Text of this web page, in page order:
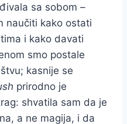
sa sobom –
naučiti kako ostati
i kako davati
smo postale
kasnije se
prirodno je
shvatila sam da je
a ne magija, i da